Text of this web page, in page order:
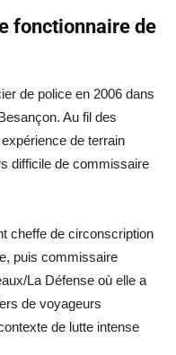
fonctionnaire de
de police en 2006 dans
Au fil des
de terrain
difficile de commissaire
cheffe de circonscription
puis commissaire
La Défense où elle a
de voyageurs
de lutte intense